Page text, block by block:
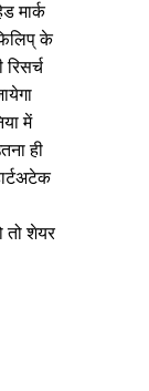
मार्क
के
में
ही
तो शेयर